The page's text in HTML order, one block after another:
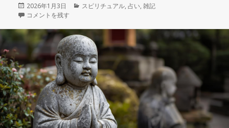
投
稿
2026年1月3日
カ
リ
ー
スピリチュアル,占い,雑記
ココナラのワンコイン（５００円）占い＆千円占い。 に
コメントを残す